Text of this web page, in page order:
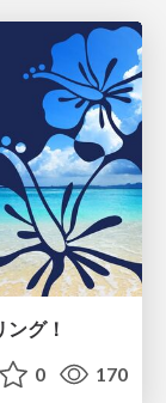
グ！
0 170